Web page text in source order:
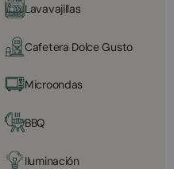
Lavavajillas
Cafetera Dolce Gusto
Microondas
BBQ
Iluminación